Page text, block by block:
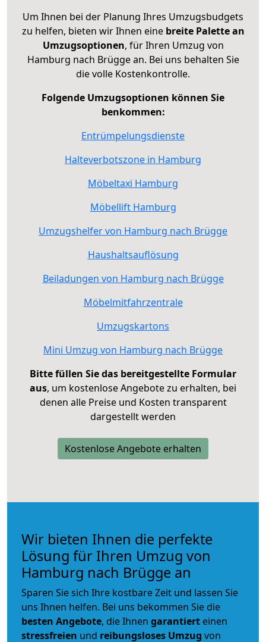
Um Ihnen bei der Planung Ihres Umzugsbudgets
zu helfen, bieten wir Ihnen eine breite Palette an
Umzugsoptionen, für Ihren Umzug von
Hamburg nach Brügge an. Bei uns behalten Sie
die volle Kostenkontrolle.
Folgende Umzugsoptionen können Sie
benkommen:
Entrümpelungsdienste
Halteverbotszone in Hamburg
Möbeltaxi Hamburg
Möbellift Hamburg
Umzugshelfer von Hamburg nach Brügge
Haushaltsauflösung
Beiladungen von Hamburg nach Brügge
Möbelmitfahrzentrale
Umzugskartons
Mini Umzug von Hamburg nach Brügge
Bitte füllen Sie das bereitgestellte Formular
aus, um kostenlose Angebote zu erhalten, bei
denen alle Preise und Kosten transparent
dargestellt werden
Kostenlose Angebote erhalten
Wir bieten Ihnen die perfekte
Lösung für Ihren Umzug von
Hamburg nach Brügge an
Sparen Sie sich Ihre kostbare Zeit und lassen Sie
uns Ihnen helfen. Bei uns bekommen Sie die
besten Angebote, die Ihnen garantiert einen
stressfreien und reibungsloses Umzug von